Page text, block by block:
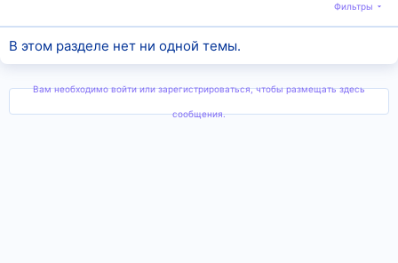
Фильтры
В этом разделе нет ни одной темы.
Вам необходимо войти или зарегистрироваться, чтобы размещать здесь
сообщения.